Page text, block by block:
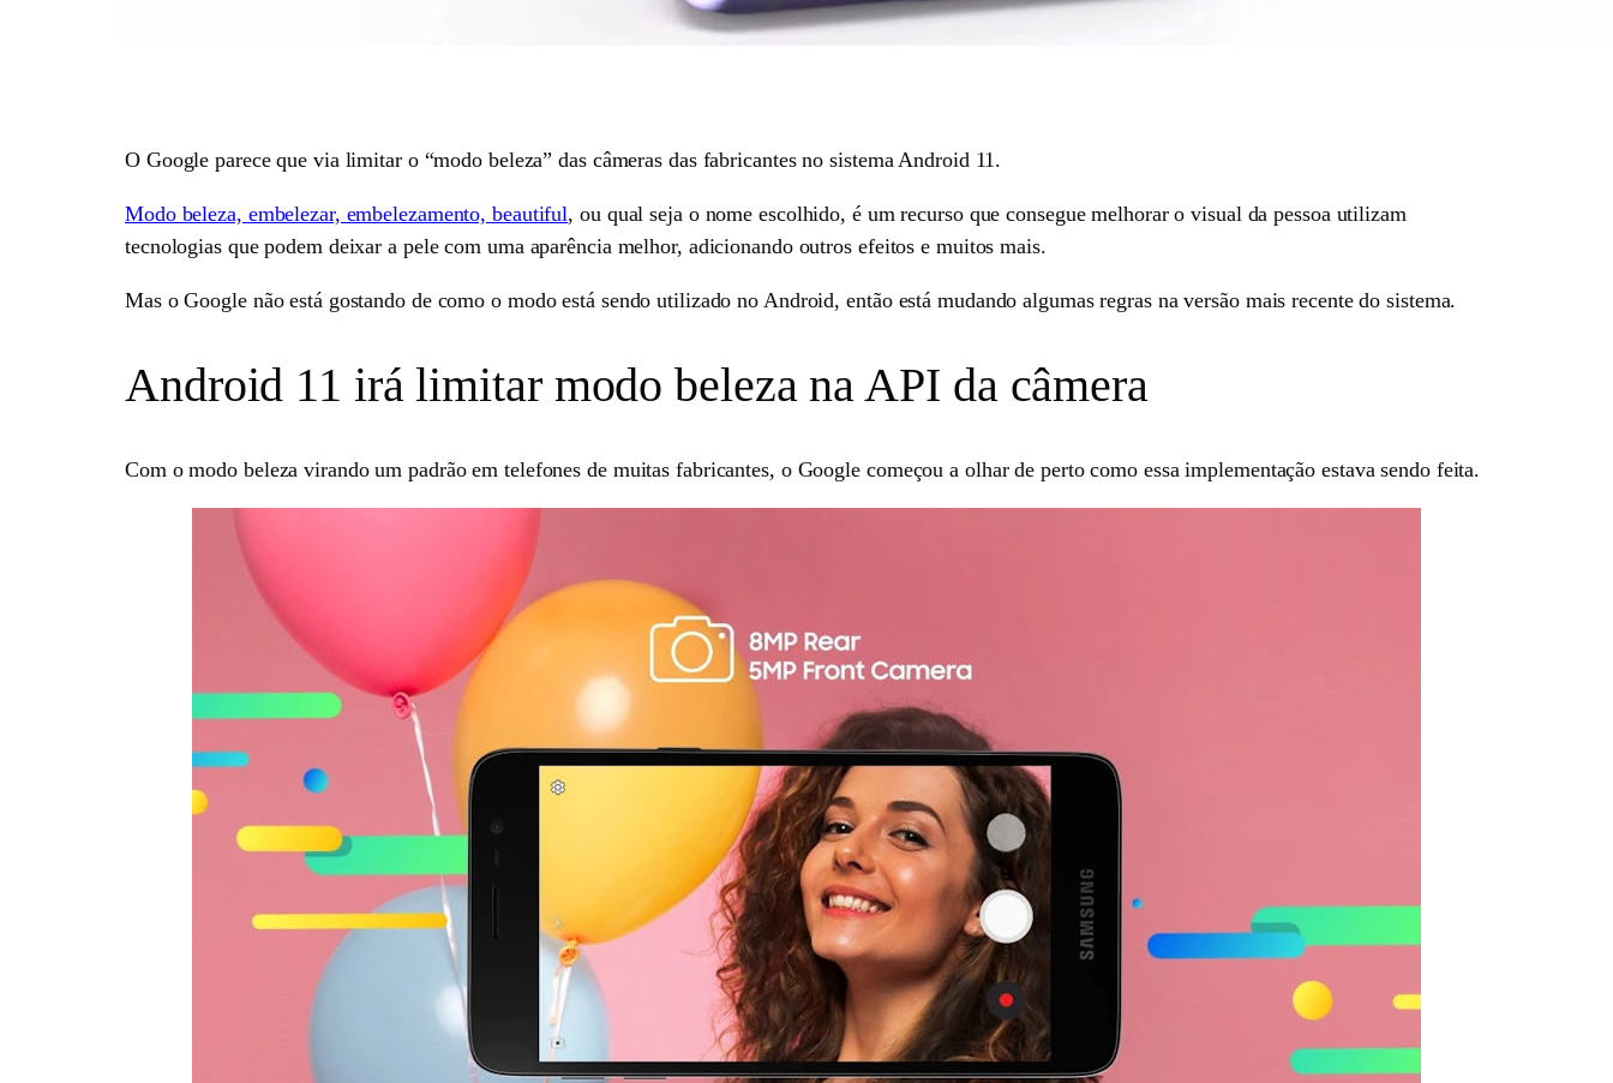
O Google parece que via limitar o “modo beleza” das câmeras das fabricantes no sistema Android 11.
Modo beleza, embelezar, embelezamento, beautiful, ou qual seja o nome escolhido, é um recurso que consegue melhorar o visual da pessoa utilizam
tecnologias que podem deixar a pele com uma aparência melhor, adicionando outros efeitos e muitos mais.
Mas o Google não está gostando de como o modo está sendo utilizado no Android, então está mudando algumas regras na versão mais recente do sistema.
Android 11 irá limitar modo beleza na API da câmera
Com o modo beleza virando um padrão em telefones de muitas fabricantes, o Google começou a olhar de perto como essa implementação estava sendo feita.